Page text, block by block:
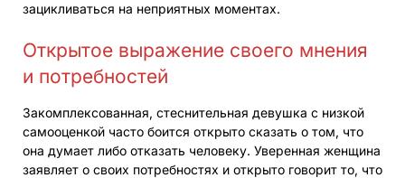
зацикливаться на неприятных моментах.
Открытое выражение своего мнения
и потребностей
Закомплексованная, стеснительная девушка с низкой
самооценкой часто боится открыто сказать о том, что
она думает либо отказать человеку. Уверенная женщина
заявляет о своих потребностях и открыто говорит то, что